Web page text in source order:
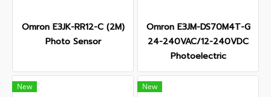
Omron E3JK-RR12-C (2M)
Photo Sensor
Omron E3JM-DS70M4T-G
24-240VAC/12-240VDC
Photoelectric
New New